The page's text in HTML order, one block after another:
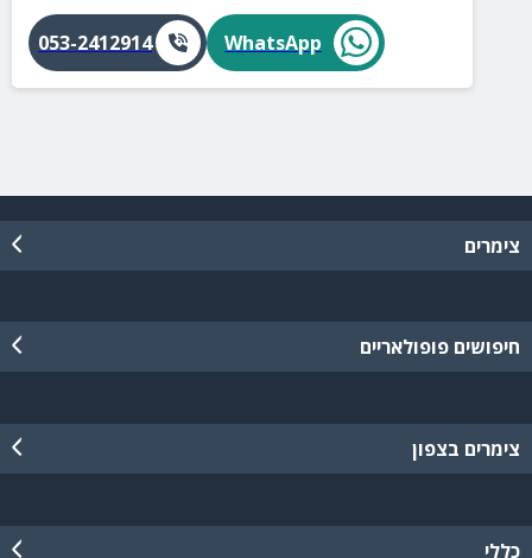
WhatsApp
053-2412914
צימרים
חיפושים פופולאריים
צימרים בצפון
כללי